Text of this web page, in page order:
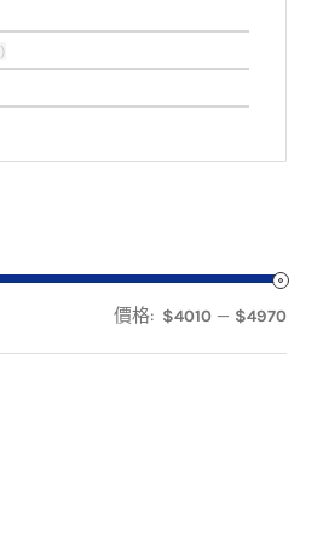
)
最
低
最
高
價格: $4010 — $4970